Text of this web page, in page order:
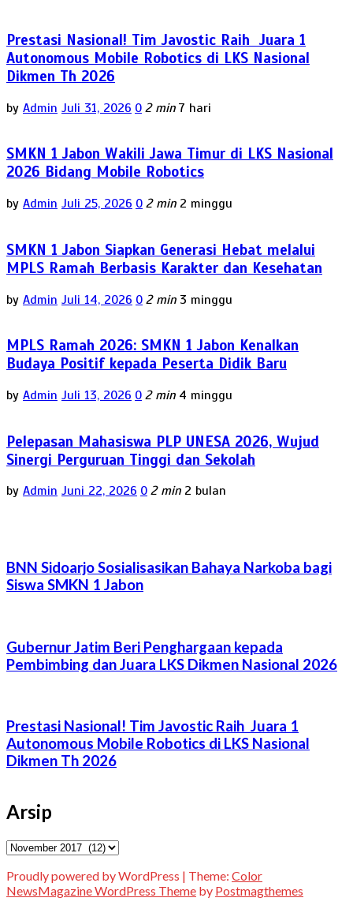
Prestasi Nasional! Tim Javostic Raih Juara 1
Autonomous Mobile Robotics di LKS Nasional
Dikmen Th 2026
by Admin Juli 31, 2026 0 2 min 7 hari
SMKN 1 Jabon Wakili Jawa Timur di LKS Nasional
2026 Bidang Mobile Robotics
by Admin Juli 25, 2026 0 2 min 2 minggu
SMKN 1 Jabon Siapkan Generasi Hebat melalui
MPLS Ramah Berbasis Karakter dan Kesehatan
by Admin Juli 14, 2026 0 2 min 3 minggu
MPLS Ramah 2026: SMKN 1 Jabon Kenalkan
Budaya Positif kepada Peserta Didik Baru
by Admin Juli 13, 2026 0 2 min 4 minggu
Pelepasan Mahasiswa PLP UNESA 2026, Wujud
Sinergi Perguruan Tinggi dan Sekolah
by Admin Juni 22, 2026 0 2 min 2 bulan
BNN Sidoarjo Sosialisasikan Bahaya Narkoba bagi
Siswa SMKN 1 Jabon
Gubernur Jatim Beri Penghargaan kepada
Pembimbing dan Juara LKS Dikmen Nasional 2026
Prestasi Nasional! Tim Javostic Raih Juara 1
Autonomous Mobile Robotics di LKS Nasional
Dikmen Th 2026
Arsip
Arsip
Proudly powered by WordPress | Theme: Color
NewsMagazine WordPress Theme by Postmagthemes